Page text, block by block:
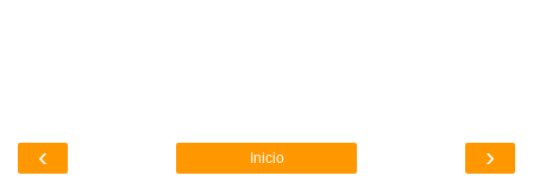
‹ ›
Inicio